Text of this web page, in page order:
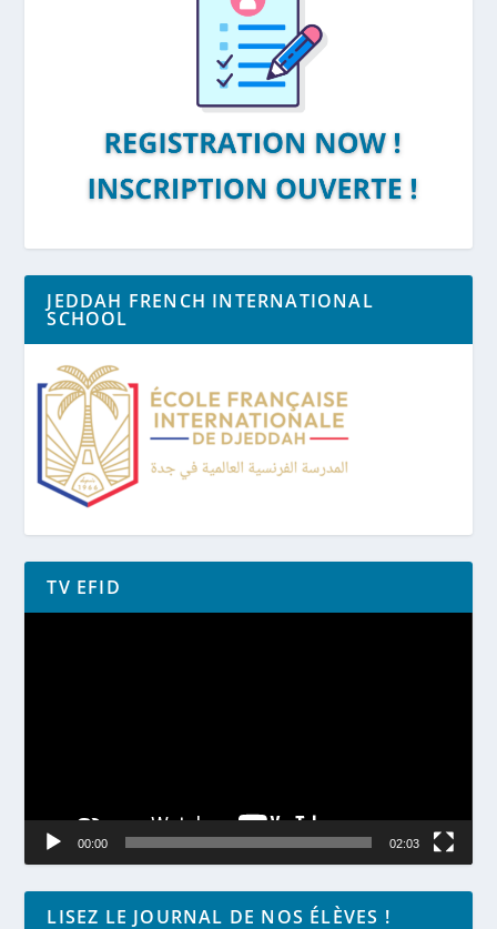
JEDDAH FRENCH INTERNATIONAL
SCHOOL
TV EFID
00:00 02:03
LISEZ LE JOURNAL DE NOS ÉLÈVES !